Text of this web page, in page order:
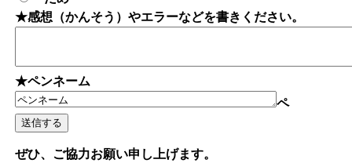
★感想（かんそう）やエラーなどを書きください。
★ペンネーム
ペ
ぜひ、ご協力お願い申し上げます。